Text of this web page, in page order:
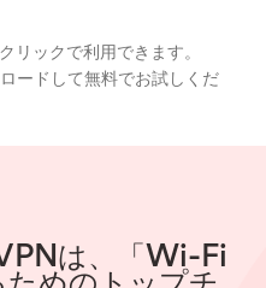
リックで利用できます。
ードして無料でお試しくだ
は、「Wi-Fi